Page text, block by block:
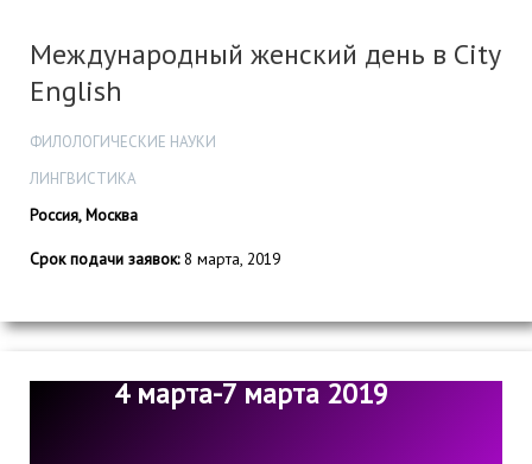
Международный женский день в City
English
ФИЛОЛОГИЧЕСКИЕ НАУКИ
ЛИНГВИСТИКА
Россия, Москва
Срок подачи заявок:8 марта, 2019
4 марта-7 марта 2019